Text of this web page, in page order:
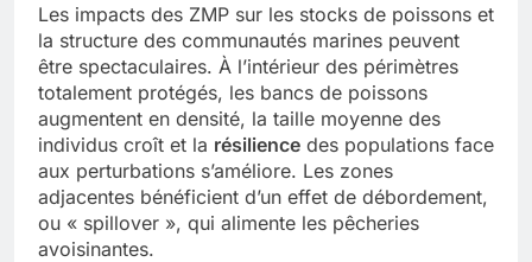
Les impacts des ZMP sur les stocks de poissons et
la structure des communautés marines peuvent
être spectaculaires. À l’intérieur des périmètres
totalement protégés, les bancs de poissons
augmentent en densité, la taille moyenne des
individus croît et la résilience des populations face
aux perturbations s’améliore. Les zones
adjacentes bénéficient d’un effet de débordement,
ou « spillover », qui alimente les pêcheries
avoisinantes.